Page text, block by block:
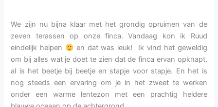
We zijn nu bijna klaar met het grondig opruimen van de
zeven terassen op onze finca. Vandaag kon ik Ruud
eindelijk helpen
en dat was leuk! Ik vind het geweldig
om bij alles wat je doet te zien dat de finca ervan opknapt,
al is het beetje bij beetje en stapje voor stapje. En het is
nog steeds een ervaring om je in het zweet te werken
onder een warme lentezon met een prachtig heldere